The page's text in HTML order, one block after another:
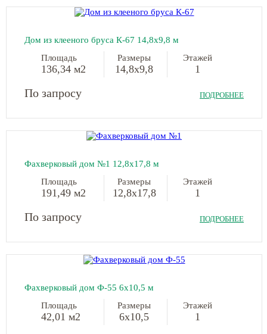
Дом из клееного бруса К-67 14,8х9,8 м
Площадь
136,34 м2
Размеры
14,8х9,8
Этажей
1
По запросу ПОДРОБНЕЕ
Фахверковый дом №1 12,8х17,8 м
Площадь
191,49 м2
Размеры
12,8х17,8
Этажей
1
По запросу ПОДРОБНЕЕ
Фахверковый дом Ф-55 6х10,5 м
Площадь
42,01 м2
Размеры
6х10,5
Этажей
1